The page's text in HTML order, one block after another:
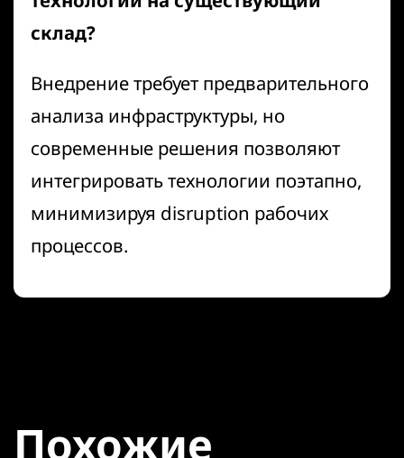
склад?
Внедрение требует предварительного
анализа инфраструктуры, но
современные решения позволяют
интегрировать технологии поэтапно,
минимизируя disruption рабочих
процессов.
Похожие